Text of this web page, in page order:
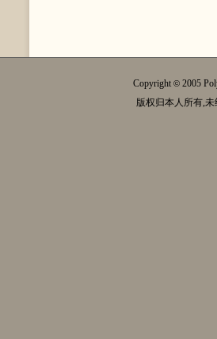
Copyright© 2005
版权归本人所有,